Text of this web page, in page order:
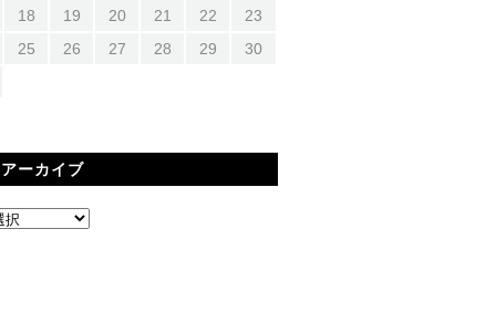
18
19 20 21 22
23
25
26 27 28 29 30
ーカイブ